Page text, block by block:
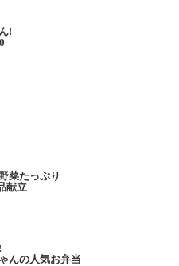
!
菜たっぷり
献立
んの人気お弁当